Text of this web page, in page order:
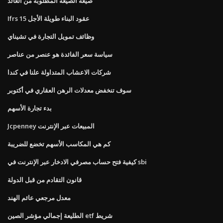
Ifrs 15 عقود البناء طويلة الأجل
وظائف تمويل التجارة في تشيناي
سياسة سعر الفائدة هو عنصر من عناصر
شركات الاعشاب المتداولة علنا ​​في كندا
سوف تنخفض معدلات الرهن العقاري في أكتوبر
بدء تجارة الأسهم
Jcpenney المبيعات عبر الإنترنت
كم هي المكاسب الأسهم تخضع للضريبة
كيفية فتح حساب مصرفي الادخار عبر الإنترنت في sbi
قانون التقادم من قبل الدولة
معدل مرجعي عائم الهند
الطليعة إجمالي مؤشر الصين etf شريط